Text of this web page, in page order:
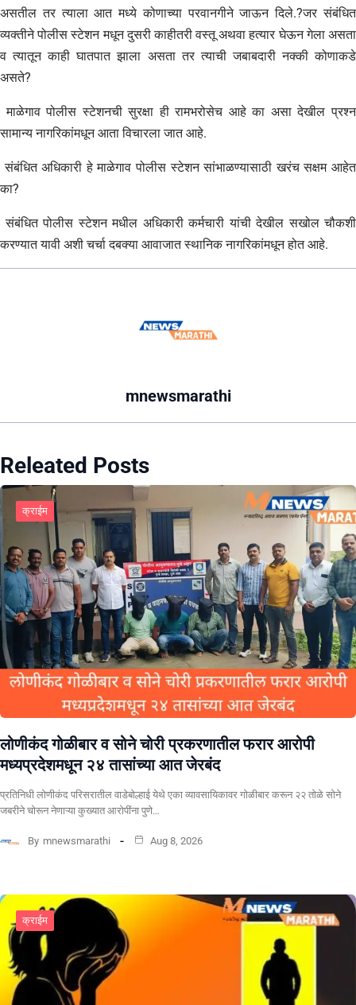
असतील तर त्याला आत मध्ये कोणाच्या परवानगीने जाऊन दिले.?जर संबंधित
व्यक्तीने पोलीस स्टेशन मधून दुसरी काहीतरी वस्तू अथवा हत्यार घेऊन गेला असता
व त्यातून काही घातपात झाला असता तर त्याची जबाबदारी नक्की कोणाकडे
असते?
माळेगाव पोलीस स्टेशनची सुरक्षा ही रामभरोसेच आहे का असा देखील प्रश्न
सामान्य नागरिकांमधून आता विचारला जात आहे.
संबंधित अधिकारी हे माळेगाव पोलीस स्टेशन सांभाळण्यासाठी खरंच सक्षम आहेत
का?
संबंधित पोलीस स्टेशन मधील अधिकारी कर्मचारी यांची देखील सखोल चौकशी
करण्यात यावी अशी चर्चा दबक्या आवाजात स्थानिक नागरिकांमधून होत आहे.
mnewsmarathi
Releated Posts
क्राईम
लोणीकंद गोळीबार व सोने चोरी प्रकरणातील फरार आरोपी
मध्यप्रदेशमधून २४ तासांच्या आत जेरबंद
प्रतिनिधी लोणीकंद परिसरातील वाडेबोल्हाई येथे एका व्यावसायिकावर गोळीबार करून २२ तोळे सोने
जबरीने चोरून नेणाऱ्या कुख्यात आरोपींना पुणे…
By mnewsmarathi Aug 8, 2026
क्राईम